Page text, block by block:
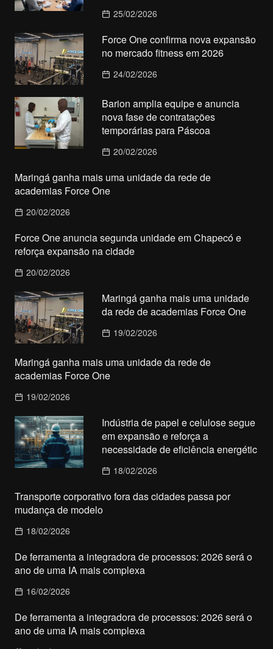
25/02/2026
Force One confirma nova expansão
no mercado fitness em 2026
24/02/2026
Barion amplia equipe e anuncia
nova fase de contratações
temporárias para Páscoa
20/02/2026
Maringá ganha mais uma unidade da rede de
academias Force One
20/02/2026
Force One anuncia segunda unidade em Chapecó e
reforça expansão na cidade
20/02/2026
Maringá ganha mais uma unidade
da rede de academias Force One
19/02/2026
Maringá ganha mais uma unidade da rede de
academias Force One
19/02/2026
Indústria de papel e celulose segue
em expansão e reforça a
necessidade de eficiência energétic
18/02/2026
Transporte corporativo fora das cidades passa por
mudança de modelo
18/02/2026
De ferramenta a integradora de processos: 2026 será o
ano de uma IA mais complexa
16/02/2026
De ferramenta a integradora de processos: 2026 será o
ano de uma IA mais complexa